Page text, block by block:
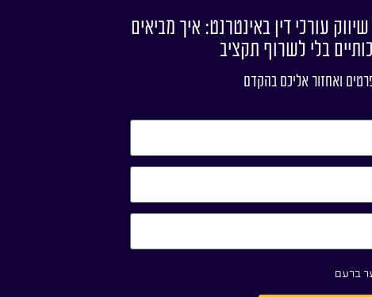
עורכי דין באינטרנט: איך מביאים
בלי לשרוף תקציב
ואחזור אליכם בהקדם
ברעם